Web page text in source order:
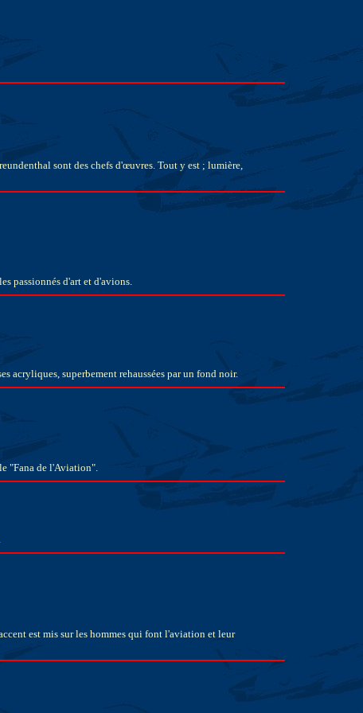
sont des chefs d'œuvres. Tout y est ; lumière,
passionnés d'art et d'avions.
acryliques, superbement rehaussées par un fond noir.
"Fana de l'Aviation".
est mis sur les hommes qui font l'aviation et leur